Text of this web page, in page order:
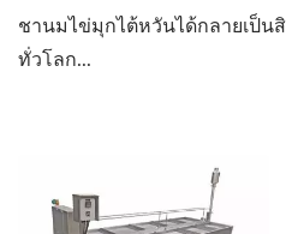
ชานมไข่มุกไต้หวันได้กลายเป็น
ทั่วโลก...